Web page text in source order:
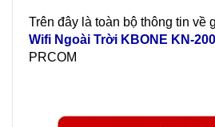
Trên đây là toàn bộ thông tin về
Wifi Ngoài Trời KBONE KN-
PRCOM